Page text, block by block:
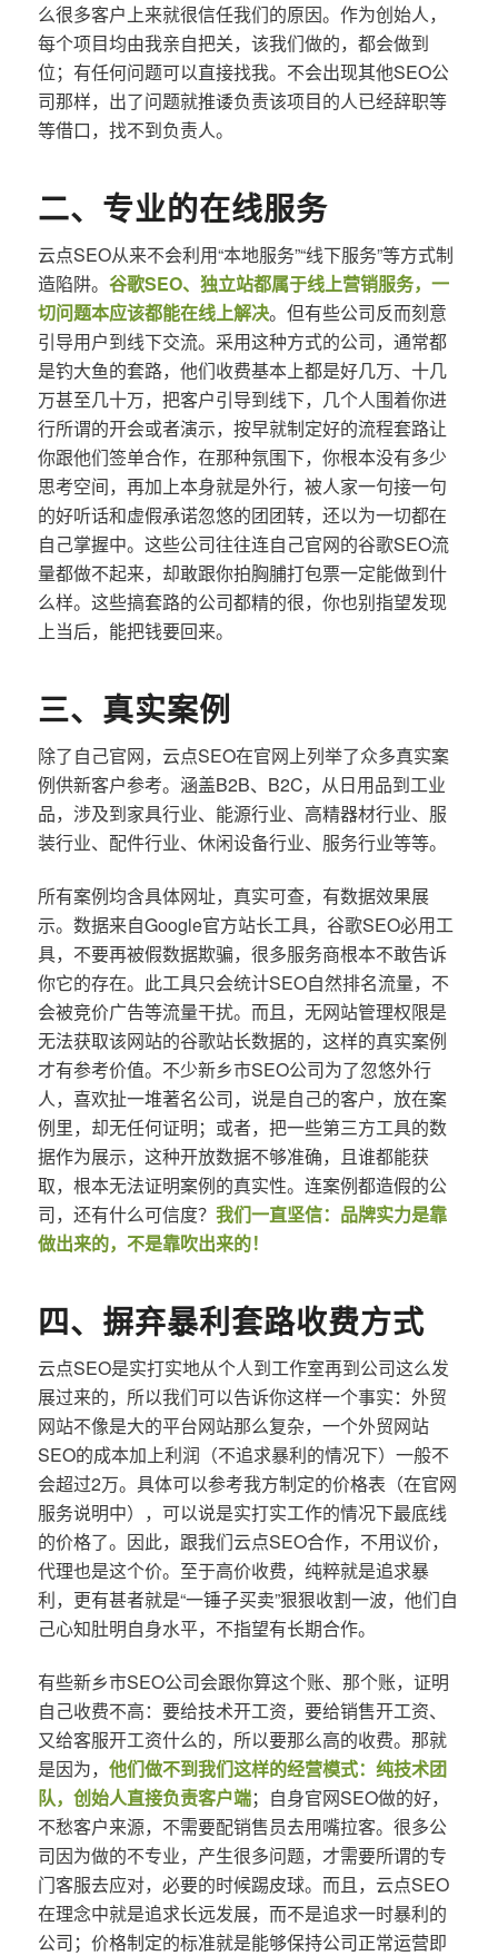
么很多客户上来就很信任我们的原因。作为创始人，
每个项目均由我亲自把关，该我们做的，都会做到
位；有任何问题可以直接找我。不会出现其他SEO公
司那样，出了问题就推诿负责该项目的人已经辞职等
等借口，找不到负责人。
二、专业的在线服务
云点SEO从来不会利用“本地服务”“线下服务”等方式制
造陷阱。 谷歌SEO、独立站都属于线上营销服务，一
切问题本应该都能在线上解决。但有些公司反而刻意
引导用户到线下交流。采用这种方式的公司，通常都
是钓大鱼的套路，他们收费基本上都是好几万、十几
万甚至几十万，把客户引导到线下，几个人围着你进
行所谓的开会或者演示，按早就制定好的流程套路让
你跟他们签单合作，在那种氛围下，你根本没有多少
思考空间，再加上本身就是外行，被人家一句接一句
的好听话和虚假承诺忽悠的团团转，还以为一切都在
自己掌握中。这些公司往往连自己官网的谷歌SEO流
量都做不起来，却敢跟你拍胸脯打包票一定能做到什
么样。这些搞套路的公司都精的很，你也别指望发现
上当后，能把钱要回来。
三、真实案例
除了自己官网，云点SEO在官网上列举了众多真实案
例供新客户参考。涵盖B2B、B2C，从日用品到工业
品，涉及到家具行业、能源行业、高精器材行业、服
装行业、配件行业、休闲设备行业、服务行业等等。
所有案例均含具体网址，真实可查，有数据效果展
示。数据来自Google官方站长工具，谷歌SEO必用工
具，不要再被假数据欺骗，很多服务商根本不敢告诉
你它的存在。此工具只会统计SEO自然排名流量，不
会被竞价广告等流量干扰。而且，无网站管理权限是
无法获取该网站的谷歌站长数据的，这样的真实案例
才有参考价值。不少新乡市SEO公司为了忽悠外行
人，喜欢扯一堆著名公司，说是自己的客户，放在案
例里，却无任何证明；或者，把一些第三方工具的数
据作为展示，这种开放数据不够准确，且谁都能获
取，根本无法证明案例的真实性。连案例都造假的公
司，还有什么可信度？ 我们一直坚信：品牌实力是靠
做出来的，不是靠吹出来的！
四、摒弃暴利套路收费方式
云点SEO是实打实地从个人到工作室再到公司这么发
展过来的，所以我们可以告诉你这样一个事实：外贸
网站不像是大的平台网站那么复杂，一个外贸网站
SEO的成本加上利润（不追求暴利的情况下）一般不
会超过2万。具体可以参考我方制定的价格表（在官网
服务说明中），可以说是实打实工作的情况下最底线
的价格了。因此，跟我们云点SEO合作，不用议价，
代理也是这个价。至于高价收费，纯粹就是追求暴
利，更有甚者就是“一锤子买卖”狠狠收割一波，他们自
己心知肚明自身水平，不指望有长期合作。
有些新乡市SEO公司会跟你算这个账、那个账，证明
自己收费不高：要给技术开工资，要给销售开工资、
又给客服开工资什么的，所以要那么高的收费。那就
是因为， 他们做不到我们这样的经营模式：纯技术团
队，创始人直接负责客户端；自身官网SEO做的好，
不愁客户来源，不需要配销售员去用嘴拉客。很多公
司因为做的不专业，产生很多问题，才需要所谓的专
门客服去应对，必要的时候踢皮球。而且，云点SEO
在理念中就是追求长远发展，而不是追求一时暴利的
公司；价格制定的标准就是能够保持公司正常运营即